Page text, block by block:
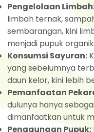
Pengelolaan
limbah ternak,
sembarangan, kini
menjadi pupuk
Konsumsi Sayuran:
yang sebelumnya
daun kelor, kini lebih
Pemanfaatan
dulunya hanya
dimanfaatkan untuk
Penggunaan Pupuk: